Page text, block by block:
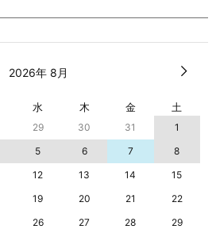
2026年 8月
水 木 金 土
29 30 31
1
5 6 7
8
12 13 14
15
19 20 21
22
26 27 28
29